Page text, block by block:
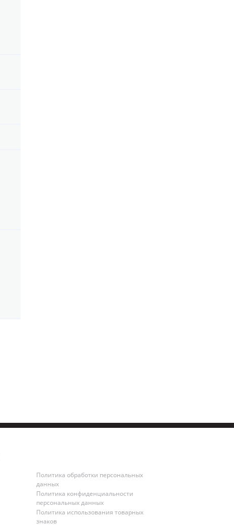
Политика обработки персональных
данных
Политика конфиденциальности
персональных данных
Политика использования товарных
знаков